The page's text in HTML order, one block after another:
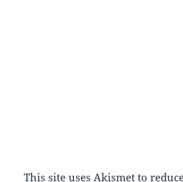
This site uses Akismet to